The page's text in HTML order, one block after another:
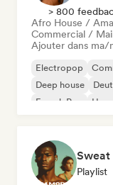
> 800
Afro House /
Commercial /
Ajouter dans ma/
Electropop
Deep house
French Pop
Sweat
Playlist